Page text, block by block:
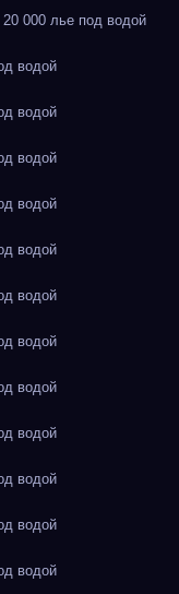
000 лье под водой
водой
водой
водой
водой
водой
водой
водой
водой
водой
водой
водой
водой